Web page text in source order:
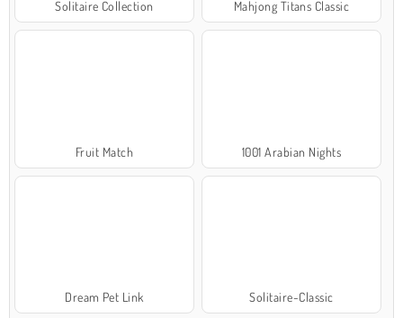
Solitaire Collection Mahjong Titans Classic
Fruit Match 1001 Arabian Nights
Dream Pet Link Solitaire-Classic